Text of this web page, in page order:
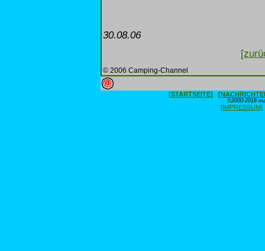
30.08.06
© 2006 Camping-Channel
[STARTSEITE]
©2000-2018
[IMPRESSUM]